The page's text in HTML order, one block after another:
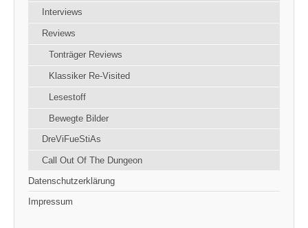
Interviews
Reviews
Tonträger Reviews
Klassiker Re-Visited
Lesestoff
Bewegte Bilder
DreViFueStiAs
Call Out Of The Dungeon
Datenschutzerklärung
Impressum